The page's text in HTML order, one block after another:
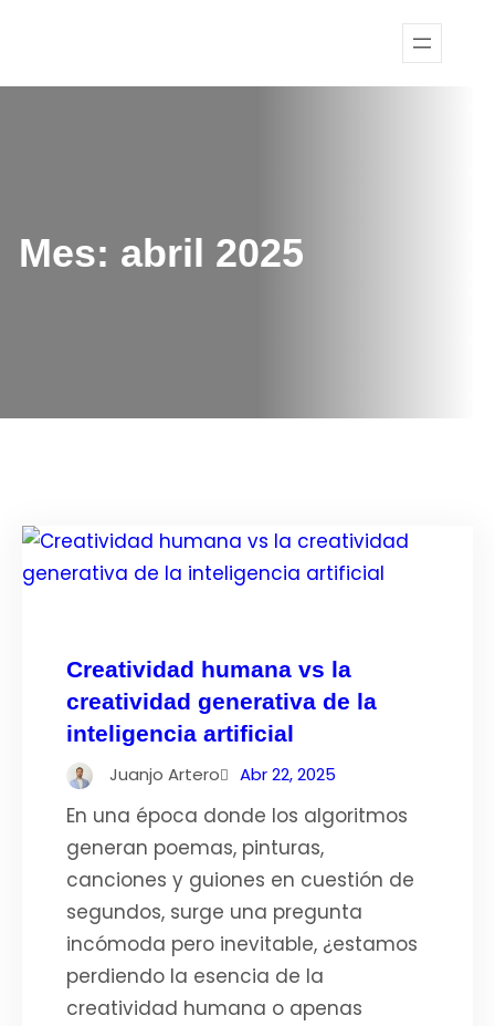
Mes: abril 2025
Creatividad humana vs la
creatividad generativa de la
inteligencia artificial
Juanjo Artero Abr 22, 2025
En una época donde los algoritmos
generan poemas, pinturas,
canciones y guiones en cuestión de
segundos, surge una pregunta
incómoda pero inevitable, ¿estamos
perdiendo la esencia de la
creatividad humana o apenas